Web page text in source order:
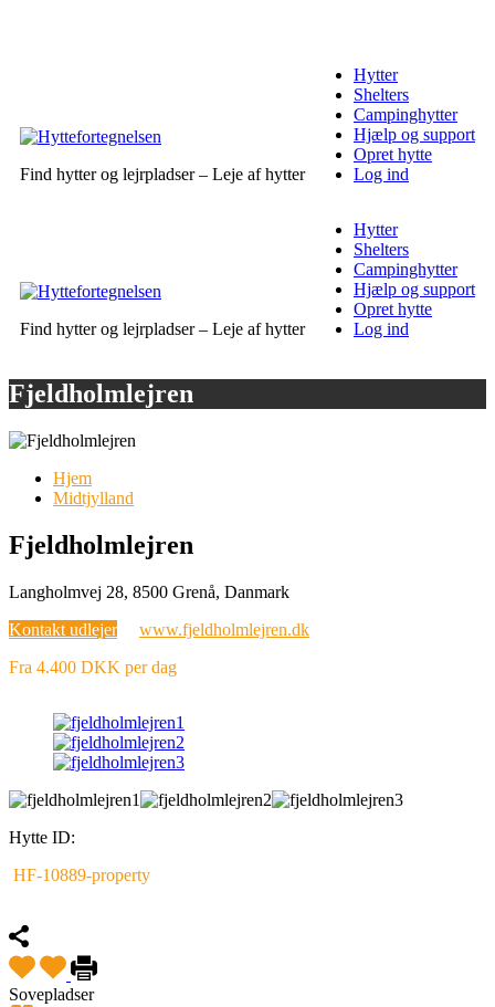
Find hytter og lejrpladser – Leje af hytter
Hytter
Shelters
Campinghytter
Hjælp og support
Opret hytte
Log ind
Find hytter og lejrpladser – Leje af hytter
Hytter
Shelters
Campinghytter
Hjælp og support
Opret hytte
Log ind
Fjeldholmlejren
Hjem
Midtjylland
Fjeldholmlejren
Langholmvej 28, 8500 Grenå, Danmark
Kontakt udlejer
www.fjeldholmlejren.dk
Fra 4.400 DKK per dag
Hytte ID:
HF-10889-property
Sovepladser